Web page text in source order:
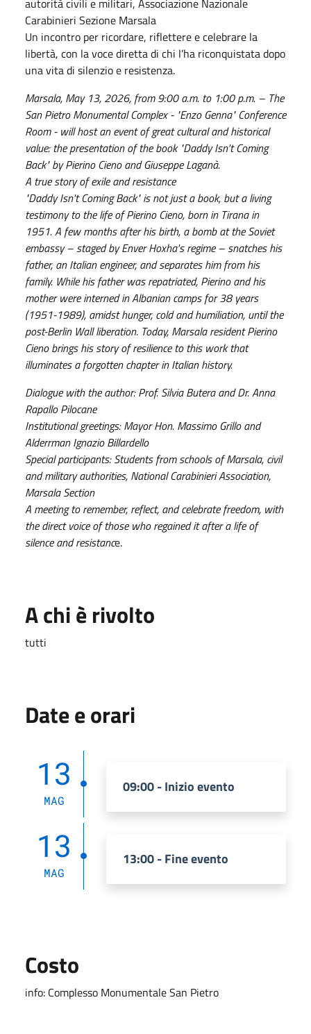
Carabinieri Sezione Marsala
Un incontro per ricordare, riflettere e celebrare la
libertà, con la voce diretta di chi l’ha riconquistata dopo
una vita di silenzio e resistenza.
Marsala, May 13, 2026, from 9:00 a.m. to 1:00 p.m. – The
San Pietro Monumental Complex - "Enzo Genna" Conference
Room - will host an event of great cultural and historical
value: the presentation of the book "Daddy Isn't Coming
Back" by Pierino Cieno and Giuseppe Laganà.
A true story of exile and resistance
"Daddy Isn't Coming Back" is not just a book, but a living
testimony to the life of Pierino Cieno, born in Tirana in
1951. A few months after his birth, a bomb at the Soviet
embassy – staged by Enver Hoxha's regime – snatches his
father, an Italian engineer, and separates him from his
family. While his father was repatriated, Pierino and his
mother were interned in Albanian camps for 38 years
(1951-1989), amidst hunger, cold and humiliation, until the
post-Berlin Wall liberation. Today, Marsala resident Pierino
Cieno brings his story of resilience to this work that
illuminates a forgotten chapter in Italian history.
Dialogue with the author: Prof. Silvia Butera and Dr. Anna
Rapallo Pilocane
Institutional greetings: Mayor Hon. Massimo Grillo and
Alderrman Ignazio Billardello
Special participants: Students from schools of Marsala, civil
and military authorities, National Carabinieri Association,
Marsala Section
A meeting to remember, reflect, and celebrate freedom, with
the direct voice of those who regained it after a life of
silence and resistance.
A chi è rivolto
tutti
Date e orari
13
MAG
09:00 - Inizio evento
13
MAG
13:00 - Fine evento
Costo
info: Complesso Monumentale San Pietro